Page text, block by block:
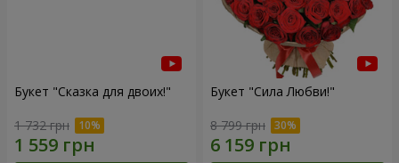
Букет "Сказка для двоих!"
1 732 грн
Букет "Сила Любви!"
8 799 грн